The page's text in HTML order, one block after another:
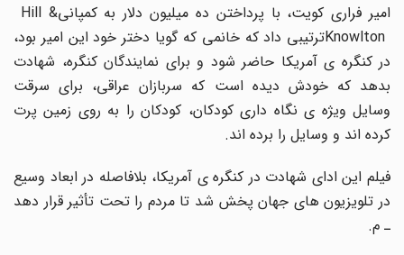
امیر فراری کویت، با پرداختن ده میلیون دلار به کمپانیHill &
Knowltonترتیبی داد که خانمی که گویا دختر خود این امیر بود،
در کنگره ی آمریکا حاضر شود و برای نمایندگان کنگره، شهادت
بدهد که خودش دیده است که سربازان عراقی، برای سرقت
وسایل ویژه ی نگاه داری کودکان، کودکان را به روی زمین پرت
کرده اند و وسایل را برده اند.
فیلم این ادای شهادت در کنگره ی آمریکا، بلافاصله در ابعاد وسیع
در تلویزیون های جهان پخش شد تا مردم را تحت تأثیر قرار دهد
ـ م.